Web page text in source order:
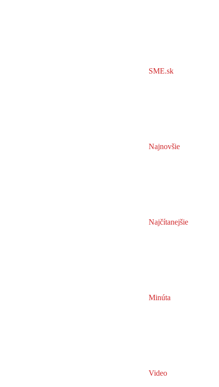
SME.sk
Najnovšie
Najčítanejšie
Minúta
Video